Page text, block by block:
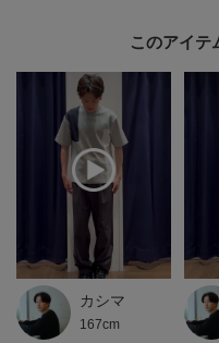
このアイテ
カシマ
167cm